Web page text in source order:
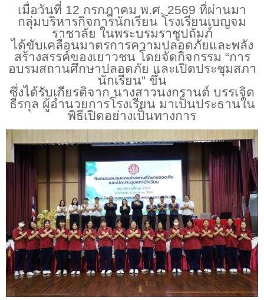
เมื่อวันที่ 12 กรกฎาคม พ.ศ. 2569 ที่ผ่านมา
กลุ่มบริหารกิจการนักเรียน โรงเรียนเบญจม
ราชาลัย ในพระบรมราชูปถัมภ์
ได้ขับเคลื่อนมาตรการความปลอดภัยและพลัง
สร้างสรรค์ของเยาวชน โดยจัดกิจกรรม “การ
อบรมสถานศึกษาปลอดภัย และเปิดประชุมสภา
นักเรียน” ขึ้น
ซึ่งได้รับเกียรติจาก นางสาวนงกรานต์ บรรเจิด
ธีรกุล ผู้อำนวยการโรงเรียน มาเป็นประธานใน
พิธีเปิดอย่างเป็นทางการ